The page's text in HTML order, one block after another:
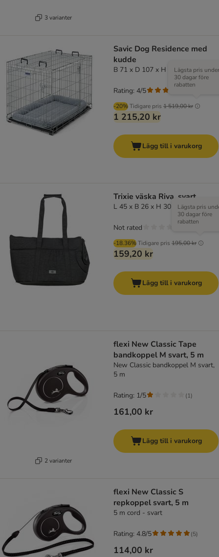
3 varianter
Savic Dog Residence med
kudde
B 71 x D 107 x H 81 cm
-20%Tidigare pris 1 519,00 kr
Lägsta pris under
30 dagar före
rabatten
1 215,20 kr
Rating: 4/5
Lägg till i varukorg
Trixie väska Riva, svart
L 45 x B 26 x H 30 cm
-18.36%Tidigare pris 195,00 kr
Lägsta pris
30 dagar före
rabatten
159,20 kr
Not rated
Lägg till i varukorg
2 varianter
flexi New Classic Tape
bandkoppel M svart, 5 m
New Classic bandkoppel M svart,
5 m
161,00 kr
Rating: 1/5 (1)
Lägg till i varukorg
flexi New Classic S
repkoppel svart, 5 m
5 m cord - svart
114,00 kr
Rating: 4.8/5 (5)